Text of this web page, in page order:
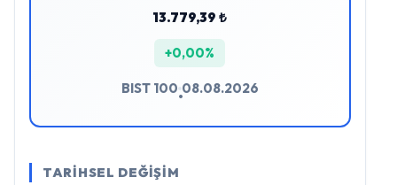
13.779,39 ₺
+0,00%
BIST 100
•
08.08.2026
TARİHSEL DEĞİŞİM